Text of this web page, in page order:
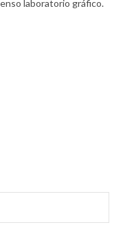
laboratorio gráfico.